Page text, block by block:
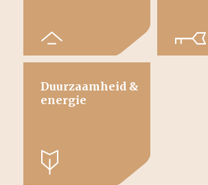
Duurzaamheid &
energie